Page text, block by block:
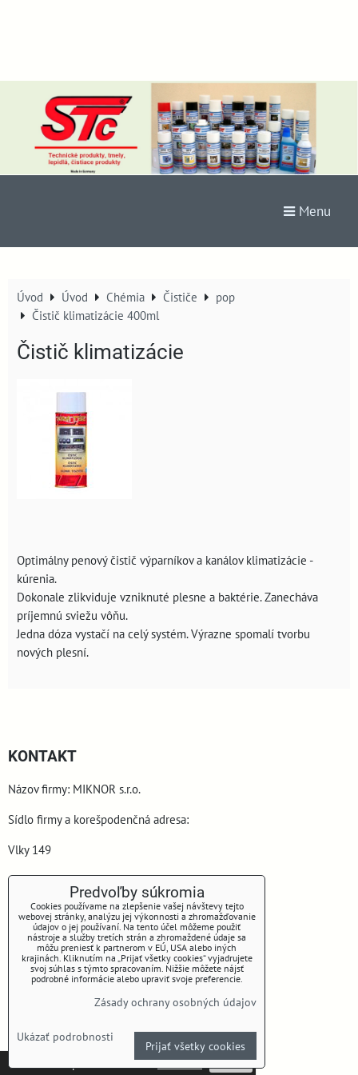
Menu
Úvod Úvod Chémia Čističe
pop
Čistič klimatizácie 400ml
Čistič klimatizácie
Optimálny penový čistič výparníkov a kanálov klimatizácie -
kúrenia.
Dokonale zlikviduje vzniknuté plesne a baktérie. Zanecháva
príjemnú sviežu vôňu.
Jedna dóza vystačí na celý systém. Výrazne spomalí tvorbu
nových plesní.
KONTAKT
Názov firmy: MIKNOR s.r.o.
Sídlo firmy a korešpodenčná adresa:
Vlky 149
900 44 Vlky
E-mail: miknorsro@gmail.com
Predvoľby súkromia
Cookies používame na zlepšenie vašej návštevy tejto
webovej stránky, analýzu jej výkonnosti a zhromažďovanie
údajov o jej používaní. Na tento účel môžeme použiť
nástroje a služby tretích strán a zhromaždené údaje sa
môžu preniesť k partnerom v EÚ, USA alebo iných
krajinách. Kliknutím na „Prijať všetky cookies“ vyjadrujete
svoj súhlas s týmto spracovaním. Nižšie môžete nájsť
podrobné informácie alebo upraviť svoje preferencie.
Zásady ochrany osobných údajov
Ukázať podrobnosti
Prijať všetky cookies
Táto stránka používa cookies.Viac info Potvrdiť